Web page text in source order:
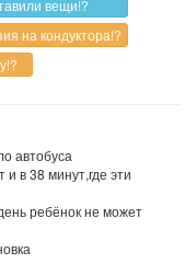
автобуса
в 38 минут,где эти
ребёнок не может